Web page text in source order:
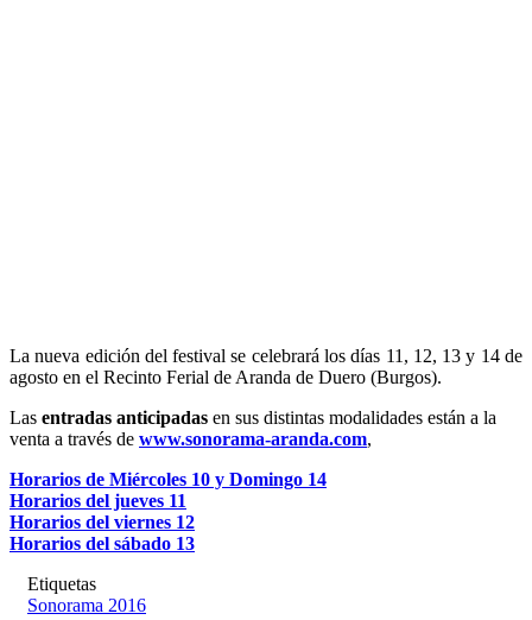
La nueva edición del festival se celebrará los días 11, 12, 13 y 14 de
agosto en el Recinto Ferial de Aranda de Duero (Burgos).
Las entradas anticipadas en sus distintas modalidades están a la
venta a través de www.sonorama-aranda.com,
Horarios de Miércoles 10 y Domingo 14
Horarios del jueves 11
Horarios del viernes 12
Horarios del sábado 13
Etiquetas
Sonorama 2016